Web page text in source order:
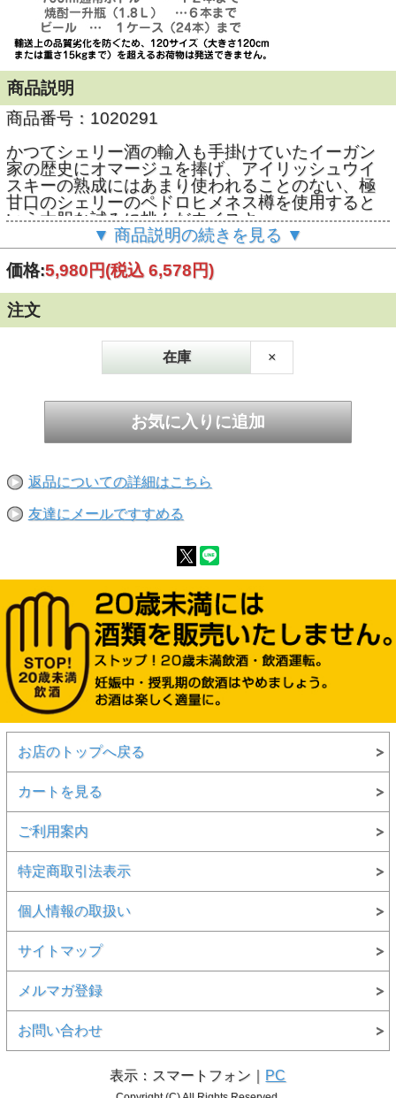
商品説明
商品番号：1020291
かつてシェリー酒の輸入も手掛けていたイーガン
家の歴史にオマージュを捧げ、アイリッシュウイ
スキーの熟成にはあまり使われることのない、極
甘口のシェリーのペドロヒメネス樽を使用すると
いう大胆な試みに挑んだウイスキー。
完成度の高いシングルモルトを熟成させることで
リッチで芳醇なシェリーの影響が色濃い重厚なフ
ルボディータイプです。
芳醇さと豊かさというシェリー独特のフレーバー
に色濃く影響を受けたシングルモルトウイスキー
を実現しました。
アイリッシュウイスキーの中でペドロヒメネス樽
の熟成は他では見られないユニークさです。
などを思わせる香りにマジパンのようなニュアン
味わい：複雑で重層的、シェリーの影響が色濃い
に様々なフルーツの風味。
フィニッシュ：複雑な風味が口の中に長く余韻と
して残る。
アイルランドの由緒あるイーガン家が、1852年に
設立したP＆H Egan社。20世紀初頭にはアイルラ
ンド中部の大企業に成長しました。手がけた数多
くの事業の中でもウイスキーの製造販売は有名
で、Egan’s No.8 というプレミアムウイスキーで名
を馳せました。
生き続けるレガシー
イーガン家の伝統は現代においてもしっかりと受
け継がれており、イノベイティブな製品作りにか
ける情熱は他の追随を許さないものとなっていま
す。
イーガンズ・ウイスキーの魅力の源泉は、なんと
いっても伝統に裏打ちされた高い技術力にありま
す。優れた原酒を見極める審美眼、卓越したブレ
ンド技術と最も適切なカスクの選択といった、ウ
イスキー作りにおけるすべての技術の集大成が、
イーガンズ・ウイスキーの幾層にも連なる奥深い
味と香りを生み出しています。
46度 700ml
▼ 商品説明の続きを見る ▼
価格:5,980円(税込 6,578円)
注文
在庫 ×
返品についての詳細はこちら
友達にメールですすめる
お店のトップへ戻る
カートを見る
ご利用案内
特定商取引法表示
個人情報の取扱い
サイトマップ
メルマガ登録
お問い合わせ
表示：スマートフォン｜ PC